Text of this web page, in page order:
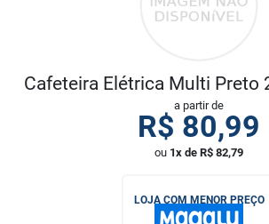
Cafeteira Elétrica Multi Preto
a partir de
R$ 80,99
ou 1x de R$ 82,79
LOJA COM MENOR PREÇO